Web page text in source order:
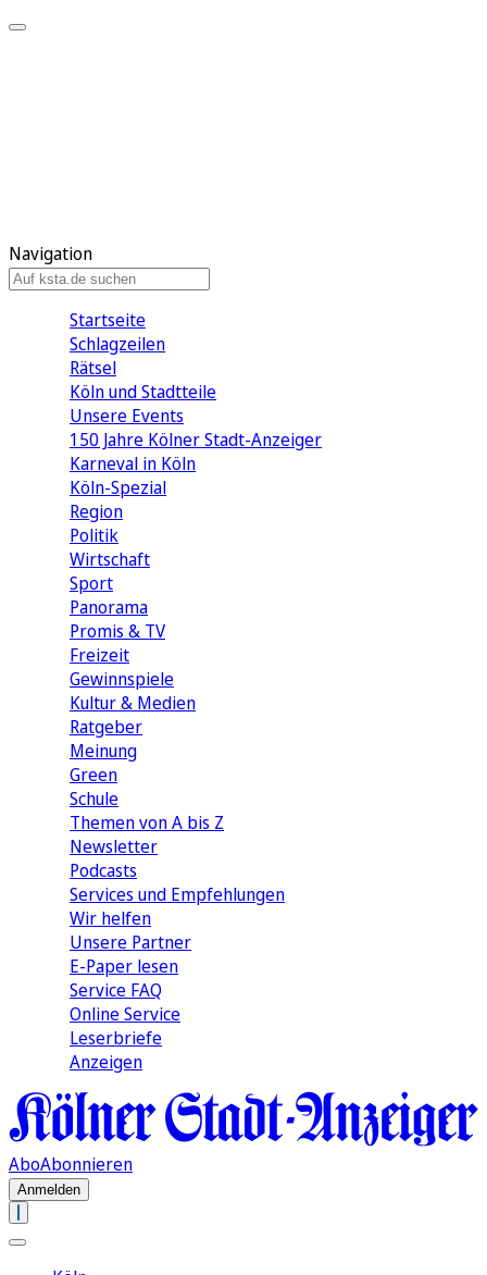
Navigation
Startseite
Schlagzeilen
Rätsel
Köln und Stadtteile
Unsere Events
150 Jahre Kölner Stadt-Anzeiger
Karneval in Köln
Köln-Spezial
Region
Politik
Wirtschaft
Sport
Panorama
Promis & TV
Freizeit
Gewinnspiele
Kultur & Medien
Ratgeber
Meinung
Green
Schule
Themen von A bis Z
Newsletter
Podcasts
Services und Empfehlungen
Wir helfen
Unsere Partner
E-Paper lesen
Service FAQ
Online Service
Leserbriefe
Anzeigen
AboAbonnieren
Anmelden